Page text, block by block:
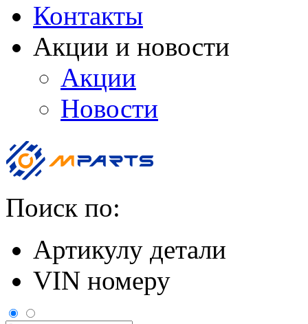
Контакты
Акции и новости
Акции
Новости
Поиск по:
Артикулу детали
VIN номеру